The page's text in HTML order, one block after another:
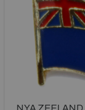
NYA ZEELAND